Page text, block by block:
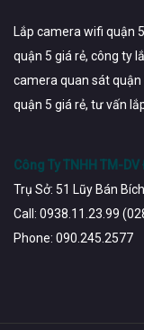
Lắp camera wifi quận
quận 5 giá rẻ, công ty
camera quan sát
quận 5 giá rẻ, tư vấn
Công Ty TNHH TM-
Trụ Sở: 51 Lũy Bán
Call: 0938.11.23.99
Phone: 090.245.2577